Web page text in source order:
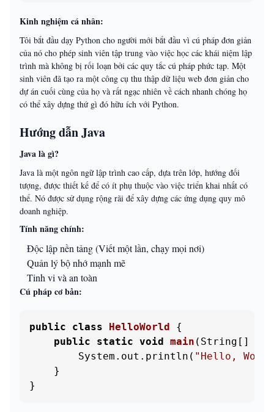
Kinh nghiệm cá nhân:
Tôi bắt đầu dạy Python cho người mới bắt đầu vì cú pháp đơn giản
của nó cho phép sinh viên tập trung vào việc học các khái niệm lập
trình mà không bị rối loạn bởi các quy tắc cú pháp phức tạp. Một
sinh viên đã tạo ra một công cụ thu thập dữ liệu web đơn giản cho
dự án cuối cùng của họ và rất ngạc nhiên về cách nhanh chóng họ
có thể xây dựng thứ gì đó hữu ích với Python.
Hướng dẫn Java
Java là gì?
Java là một ngôn ngữ lập trình cao cấp, dựa trên lớp, hướng đối
tượng, được thiết kế để có ít phụ thuộc vào việc triển khai nhất có
thể. Nó được sử dụng rộng rãi để xây dựng các ứng dụng quy mô
doanh nghiệp.
Tính năng chính:
Độc lập nền tảng (Viết một lần, chạy mọi nơi)
Quản lý bộ nhớ mạnh mẽ
Tinh vi và an toàn
Cú pháp cơ bản:
public class HelloWorld {
public
static void main (String[]
        System.out.println(
"Hello,
    }
}